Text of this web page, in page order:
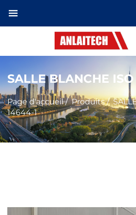
SALLE BLANCHE
Page d'accueil/Produits/
14644-1